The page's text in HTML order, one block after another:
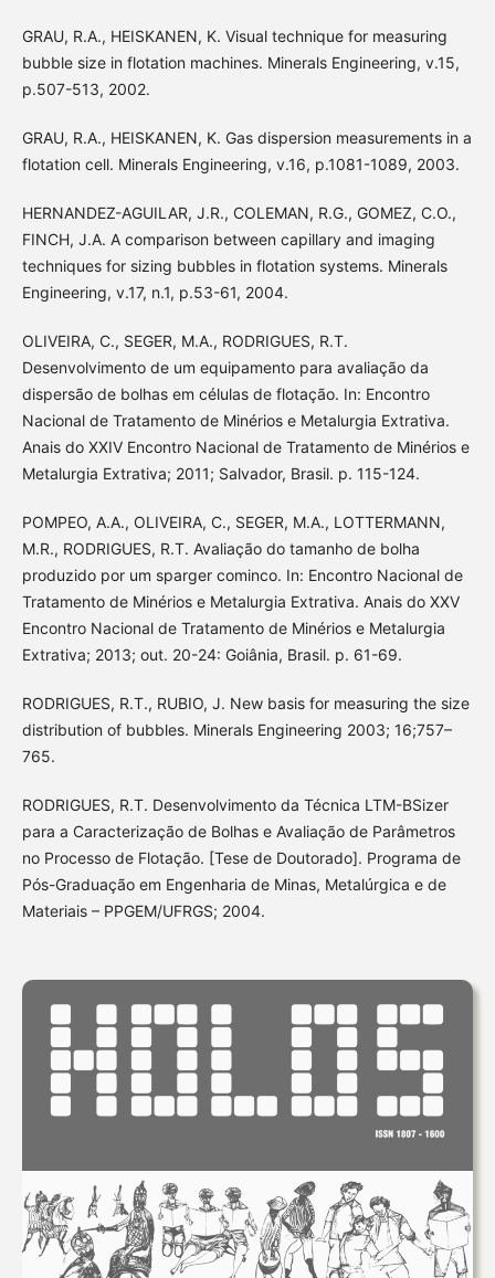
GRAU, R.A., HEISKANEN, K. Visual technique for measuring
bubble size in flotation machines. Minerals Engineering, v.15,
p.507-513, 2002.
GRAU, R.A., HEISKANEN, K. Gas dispersion measurements in a
flotation cell. Minerals Engineering, v.16, p.1081-1089, 2003.
HERNANDEZ-AGUILAR, J.R., COLEMAN, R.G., GOMEZ, C.O.,
FINCH, J.A. A comparison between capillary and imaging
techniques for sizing bubbles in flotation systems. Minerals
Engineering, v.17, n.1, p.53-61, 2004.
OLIVEIRA, C., SEGER, M.A., RODRIGUES, R.T.
Desenvolvimento de um equipamento para avaliação da
dispersão de bolhas em células de flotação. In: Encontro
Nacional de Tratamento de Minérios e Metalurgia Extrativa.
Anais do XXIV Encontro Nacional de Tratamento de Minérios e
Metalurgia Extrativa; 2011; Salvador, Brasil. p. 115-124.
POMPEO, A.A., OLIVEIRA, C., SEGER, M.A., LOTTERMANN,
M.R., RODRIGUES, R.T. Avaliação do tamanho de bolha
produzido por um sparger cominco. In: Encontro Nacional de
Tratamento de Minérios e Metalurgia Extrativa. Anais do XXV
Encontro Nacional de Tratamento de Minérios e Metalurgia
Extrativa; 2013; out. 20-24: Goiânia, Brasil. p. 61-69.
RODRIGUES, R.T., RUBIO, J. New basis for measuring the size
distribution of bubbles. Minerals Engineering 2003; 16;757–
765.
RODRIGUES, R.T. Desenvolvimento da Técnica LTM-BSizer
para a Caracterização de Bolhas e Avaliação de Parâmetros
no Processo de Flotação. [Tese de Doutorado]. Programa de
Pós-Graduação em Engenharia de Minas, Metalúrgica e de
Materiais – PPGEM/UFRGS; 2004.